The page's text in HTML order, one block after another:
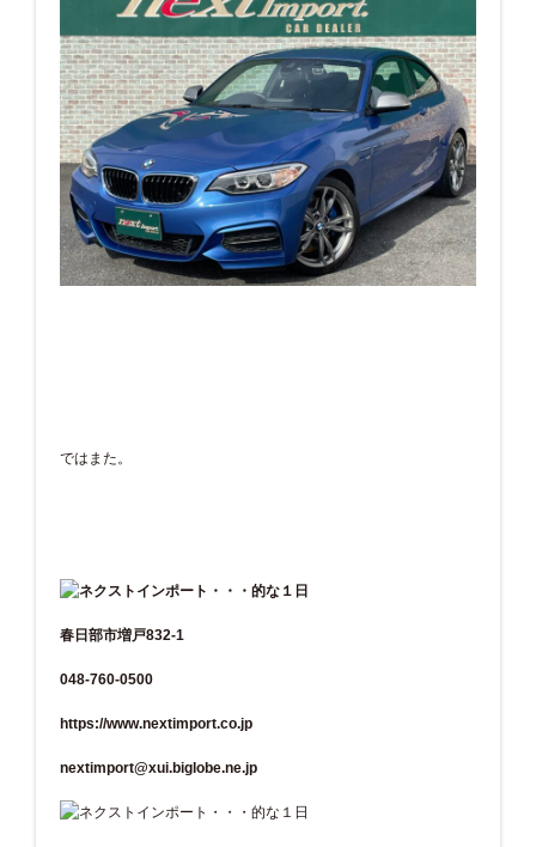
ではまた。
春日部市増戸832-1
048-760-0500
https://www.nextimport.co.jp
nextimport@xui.biglobe.ne.jp